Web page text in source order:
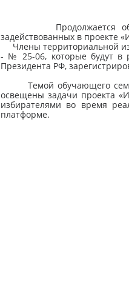
Продолжается
задействованных в проекте
Члены территориальной
- № 25-06, которые будут в
Президента РФ,
Темой обучающего
освещены задачи проекта
избирателями во время
платформе.